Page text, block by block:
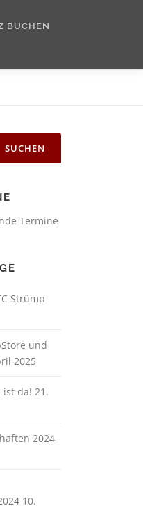
BUCHEN
Termine
Strümp
und
2025
ist da! 21.
2024
10.